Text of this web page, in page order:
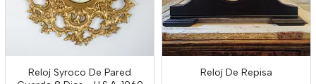
Reloj Syroco De Pared
Reloj De Repisa